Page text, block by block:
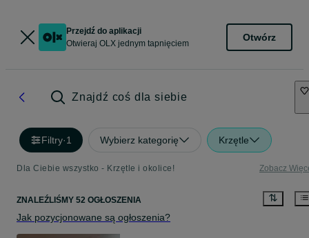
Przejdź do aplikacji
Otwieraj OLX jednym tapnięciem
Otwórz
Znajdź coś dla siebie
Filtry·1 Wybierz kategorię Krzętle
Dla Ciebie wszystko - Krzętle i okolice! Zobacz
ZNALEŹLIŚMY 52 OGŁOSZENIA
Jak pozycjonowane są ogłoszenia?